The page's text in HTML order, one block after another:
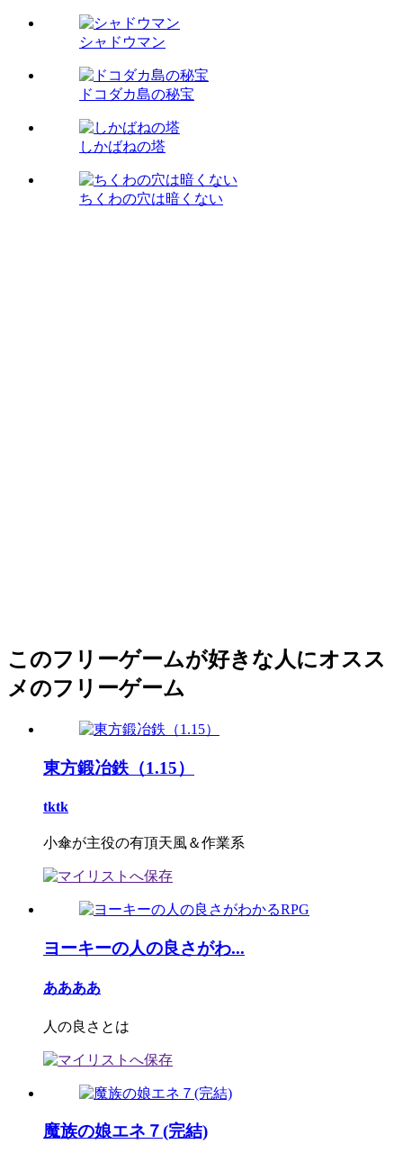
シャドウマン
ドコダカ島の秘宝
しかばねの塔
ちくわの穴は暗くない
このフリーゲームが好きな人にオスス
メのフリーゲーム
東方鍛冶鉄（1.15）
tktk
小傘が主役の有頂天風＆作業系
ヨーキーの人の良さがわ...
ああああ
人の良さとは
魔族の娘エネ７(完結)